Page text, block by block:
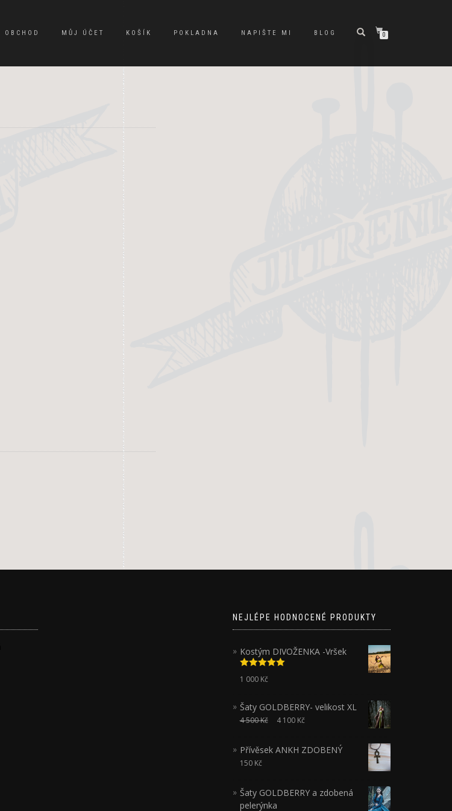
OBCHOD MŮJ ÚČET KOŠÍK POKLADNA NAPIŠTE MI BLOG 0
NEJLÉPE HODNOCENÉ PRODUKTY
Kostým DIVOŽENKA -Vršek
Hodnocení
5.00z 5
1 000 Kč
Šaty GOLDBERRY- velikost XL
4 500Kč 4 100 Kč
Přívěsek ANKH ZDOBENÝ
150 Kč
Šaty GOLDBERRY a zdobená
pelerýnka